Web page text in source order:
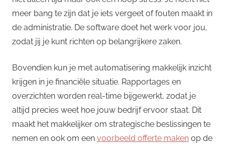
meer bang te zijn dat je iets vergeet of fouten maakt in
de administratie. De software doet het werk voor jou,
zodat jij je kunt richten op belangrijkere zaken.
Bovendien kun je met automatisering makkelijk inzicht
krijgen in je financiële situatie. Rapportages en
overzichten worden real-time bijgewerkt, zodat je
altijd precies weet hoe jouw bedrijf ervoor staat. Dit
maakt het makkelijker om strategische beslissingen te
nemen en ook om een voorbeeld offerte maken op de